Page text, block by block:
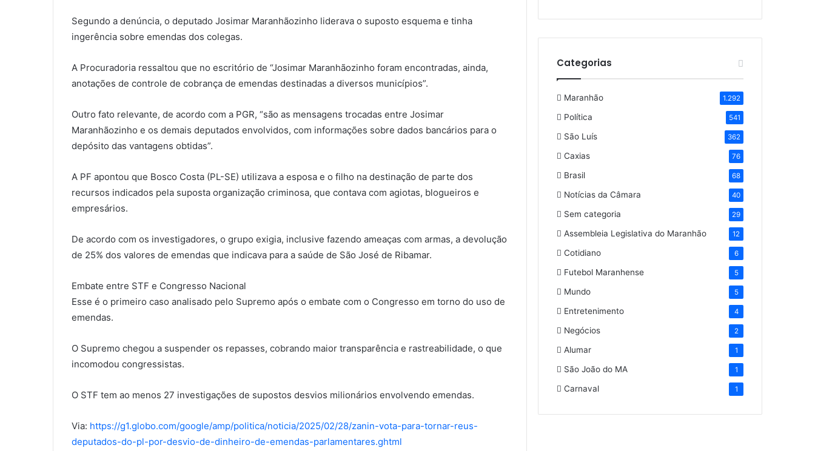
Segundo a denúncia, o deputado Josimar Maranhãozinho liderava o suposto esquema e tinha
ingerência sobre emendas dos colegas.
A Procuradoria ressaltou que no escritório de “Josimar Maranhãozinho foram encontradas, ainda,
anotações de controle de cobrança de emendas destinadas a diversos municípios”.
Outro fato relevante, de acordo com a PGR, “são as mensagens trocadas entre Josimar
Maranhãozinho e os demais deputados envolvidos, com informações sobre dados bancários para o
depósito das vantagens obtidas”.
A PF apontou que Bosco Costa (PL-SE) utilizava a esposa e o filho na destinação de parte dos
recursos indicados pela suposta organização criminosa, que contava com agiotas, blogueiros e
empresários.
De acordo com os investigadores, o grupo exigia, inclusive fazendo ameaças com armas, a devolução
de 25% dos valores de emendas que indicava para a saúde de São José de Ribamar.
Embate entre STF e Congresso Nacional
Esse é o primeiro caso analisado pelo Supremo após o embate com o Congresso em torno do uso de
emendas.
O Supremo chegou a suspender os repasses, cobrando maior transparência e rastreabilidade, o que
incomodou congressistas.
O STF tem ao menos 27 investigações de supostos desvios milionários envolvendo emendas.
Via: https://g1.globo.com/google/amp/politica/noticia/2025/02/28/zanin-vota-para-tornar-reus-
deputados-do-pl-por-desvio-de-dinheiro-de-emendas-parlamentares.ghtml
Categorias
Maranhão 1.292
Política 541
São Luís 362
Caxias 76
Brasil 68
Notícias da Câmara 40
Sem categoria 29
Assembleia Legislativa do Maranhão 12
Cotidiano 6
Futebol Maranhense 5
Mundo 5
Entretenimento 4
Negócios 2
Alumar 1
São João do MA 1
Carnaval 1